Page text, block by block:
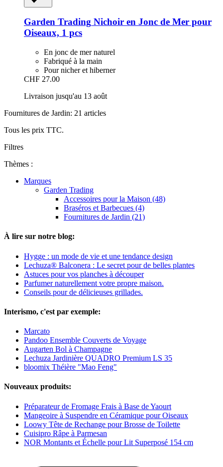
Garden Trading Nichoir en Jonc de Mer pour
Oiseaux, 1 pcs
En jonc de mer naturel
Fabriqué à la main
Pour nicher et hiberner
CHF 27.00
Livraison jusqu'au 13 août
Fournitures de Jardin: 21 articles
Tous les prix TTC.
Filtres
Thèmes :
Marques
Garden Trading
Accessoires pour la Maison (48)
Braséros et Barbecues (4)
Fournitures de Jardin (21)
À lire sur notre blog:
Hygge : un mode de vie et une tendance design
Lechuza® Balconera : Le secret pour de belles plantes
Astuces pour vos planches à découper
Parfumer naturellement votre propre maison.
Conseils pour de délicieuses grillades.
Interismo, c'est par exemple:
Marcato
Pandoo Ensemble Couverts de Voyage
Augarten Bol à Champagne
Lechuza Jardinière QUADRO Premium LS 35
bloomix Théière "Mao Feng"
Nouveaux produits:
Préparateur de Fromage Frais à Base de Yaourt
Mangeoire à Suspendre en Céramique pour Oiseaux
Loowy Tête de Rechange pour Brosse de Toilette
Cuisipro Râpe à Parmesan
NOR Montants et Échelle pour Lit Superposé 154 cm